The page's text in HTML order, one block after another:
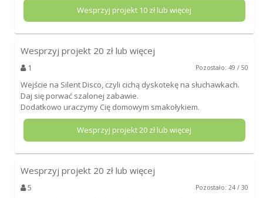
Wesprzyj projekt 10 zł lub więcej
Wesprzyj projekt 20 zł lub więcej
1 Pozostało: 49 / 50
Wejście na Silent Disco, czyli cichą dyskotekę na słuchawkach.
Daj się porwać szalonej zabawie.
Dodatkowo uraczymy Cię domowym smakołykiem.
Wesprzyj projekt20 zł lub więcej
Wesprzyj projekt 20 zł lub więcej
5 Pozostało: 24 / 30